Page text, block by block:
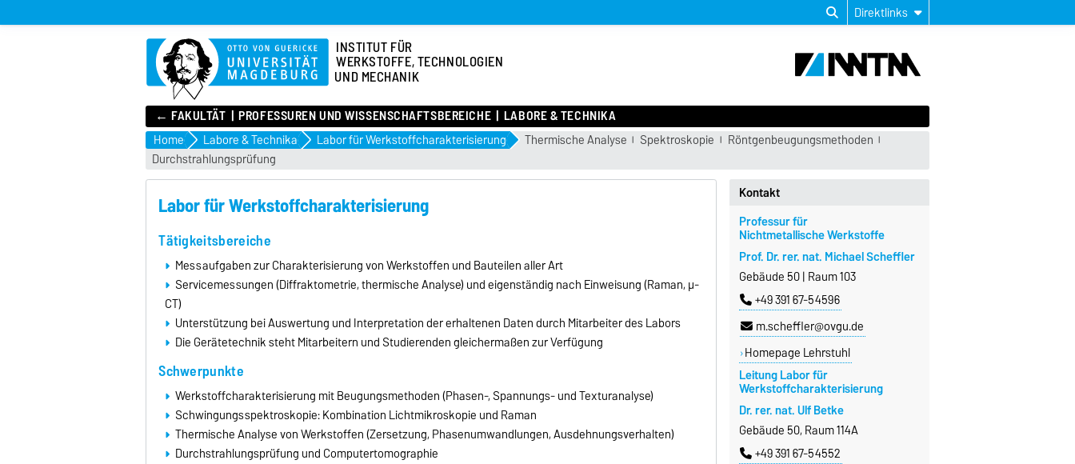
Direktlinks
INSTITUT FÜR
WERKSTOFFE, TECHNOLOGIEN
UND MECHANIK
← FAKULTÄT PROFESSUREN UND WISSENSCHAFTSBEREICHE LABORE & TECHNIKA
Home Labore & Technika Labor für Werkstoffcharakterisierung Thermische Analyse Spektroskopie
Röntgenbeugungsmethoden
Durchstrahlungsprüfung
Labor für Werkstoffcharakterisierung
Tätigkeitsbereiche
Messaufgaben zur Charakterisierung von Werkstoffen und Bauteilen aller Art
Servicemessungen (Diffraktometrie, thermische Analyse) und eigenständig nach Einweisung (Raman, µ-
CT)
Unterstützung bei Auswertung und Interpretation der erhaltenen Daten durch Mitarbeiter des Labors
Die Gerätetechnik steht Mitarbeitern und Studierenden gleichermaßen zur Verfügung
Schwerpunkte
Werkstoffcharakterisierung mit Beugungsmethoden (Phasen-, Spannungs- und Texturanalyse)
Schwingungsspektroskopie: Kombination Lichtmikroskopie und Raman
Thermische Analyse von Werkstoffen (Zersetzung, Phasenumwandlungen, Ausdehnungsverhalten)
Durchstrahlungsprüfung und Computertomographie
Kontakt
Professur für
Nichtmetallische Werkstoffe
Prof. Dr. rer. nat. Michael Scheffler
Gebäude 50 | Raum 103
+49 391 67-54596
m.scheffler@ovgu.de
Homepage Lehrstuhl
Leitung Labor für
Werkstoffcharakterisierung
Dr. rer. nat. Ulf Betke
Gebäude 50, Raum 114A
+49 391 67-54552